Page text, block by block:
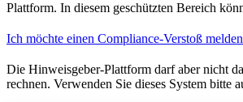
Plattform. In diesem geschützten Bereich
Ich möchte einen Compliance-Verstoß melden
Die Hinweisgeber-Plattform darf aber nicht
rechnen. Verwenden Sie dieses System bitte